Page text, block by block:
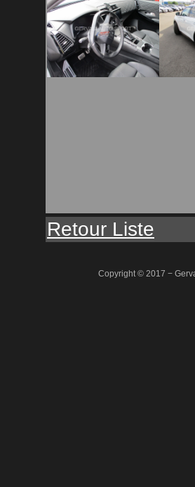
Retour Liste
Copyright © 2017 −